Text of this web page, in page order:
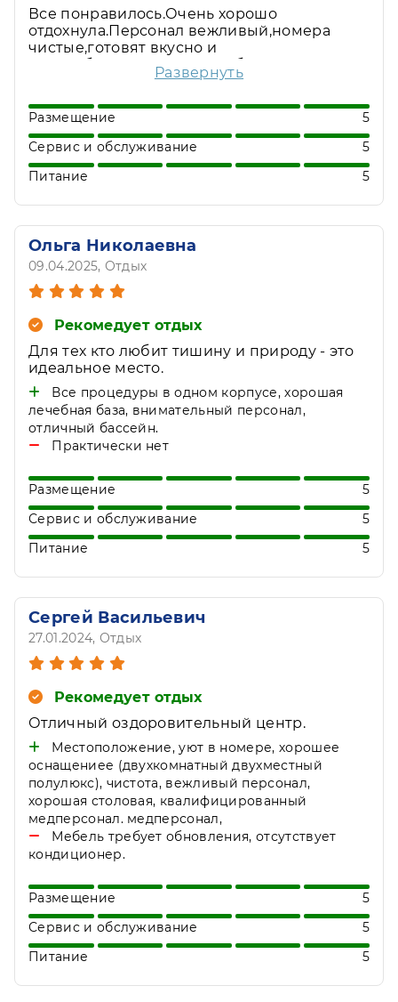
Все понравилось.Очень хорошо
отдохнула.Персонал вежливый,номера
чистые,готовят вкусно и
разнообразно.Меню на выбор.Хорошо
организован досуг.Спасибо Владимиру
Развернуть
Размещение
5
Сервис и обслуживание
5
Питание
5
Ольга Николаевна
09.04.2025, Отдых
Рекомедует отдых
Для тех кто любит тишину и природу - это
идеальное место.
Все процедуры в одном корпусе, хорошая
лечебная база, внимательный персонал,
отличный бассейн.
Практически нет
Размещение
5
Сервис и обслуживание
5
Питание
5
Сергей Васильевич
27.01.2024, Отдых
Рекомедует отдых
Отличный оздоровительный центр.
Местоположение, уют в номере, хорошее
оснащениее (двухкомнатный двухместный
полулюкс), чистота, вежливый персонал,
хорошая столовая, квалифицированный
медперсонал. медперсонал,
Мебель требует обновления, отсутствует
кондиционер.
Размещение
5
Сервис и обслуживание
5
Питание
5